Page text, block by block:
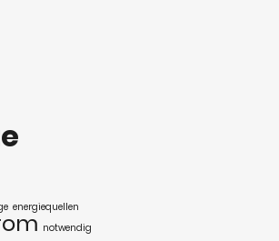
energiequellen
notwendig